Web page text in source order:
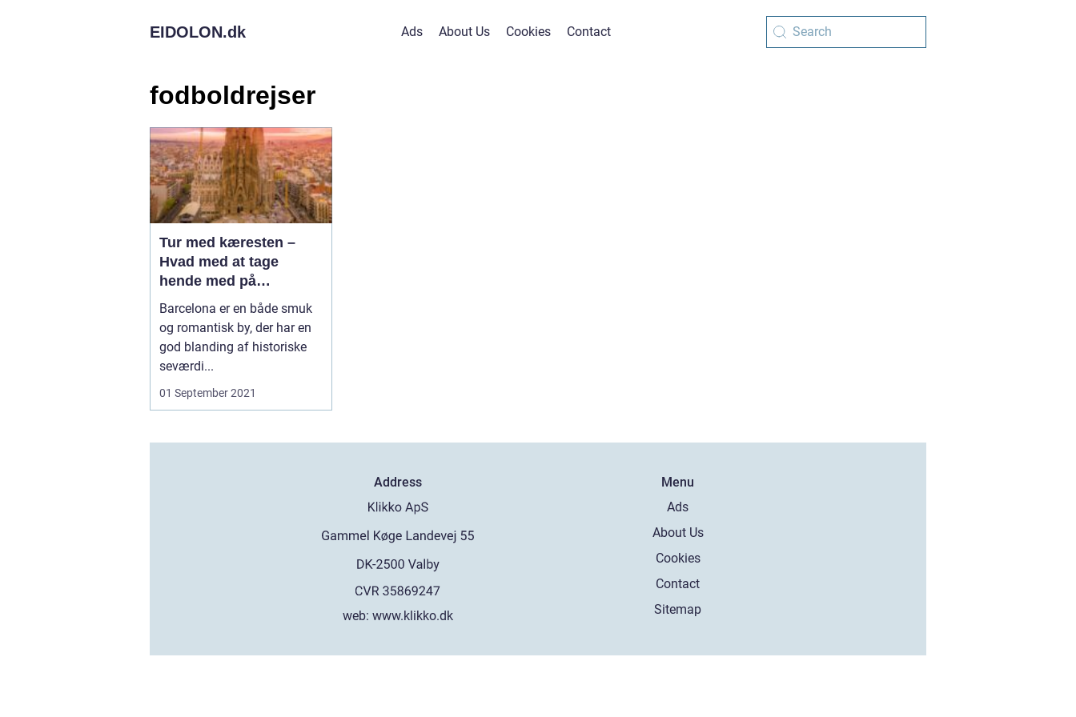
EIDOLON.dk Ads About Us Cookies Contact
fodboldrejser
Tur med kæresten –
Hvad med at tage
hende med på
fodboldrejse til
Barcelona?
Barcelona er en både smuk
og romantisk by, der har en
god blanding af historiske
seværdi...
01 September 2021
Address
web:www.klikko.dk
Menu
Ads
About Us
Cookies
Contact
Sitemap